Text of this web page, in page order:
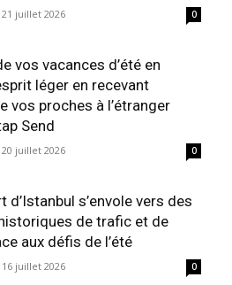
21 juillet 2026 0
vos vacances d’été en
léger en recevant
vos proches à l’étranger
Send
20 juillet 2026 0
d’Istanbul s’envole vers des
de trafic et de
aux défis de l’été
16 juillet 2026 0